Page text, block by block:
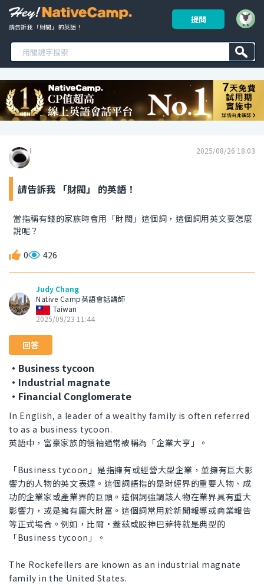
請告訴我 「財閥」 的英語！
提問
I 2025/08/26 18:03
請告訴我 「財閥」 的英語！
當指稱有錢的家族時會用「財閥」這個詞，這個詞用英文要怎麼
說呢？
0 426
Judy Chang
Native Camp英語會話講師
Taiwan
2025/09/23 11:44
回答
・Business tycoon
・Industrial magnate
・Financial Conglomerate
In English, a leader of a wealthy family is often referred
to as a business tycoon.
英語中，富豪家族的領袖通常被稱為「企業大亨」。
「Business tycoon」是指擁有或經營大型企業，並擁有巨大影
響力的人物的英文表達。這個詞語指的是財經界的重要人物、成
功的企業家或產業界的巨頭。這個詞強調該人物在業界具有重大
影響力，或是擁有龐大財富。這個詞常用於新聞報導或商業報告
等正式場合。例如，比爾·蓋茲或股神巴菲特就是典型的
「Business tycoon」。
The Rockefellers are known as an industrial magnate
family in the United States.